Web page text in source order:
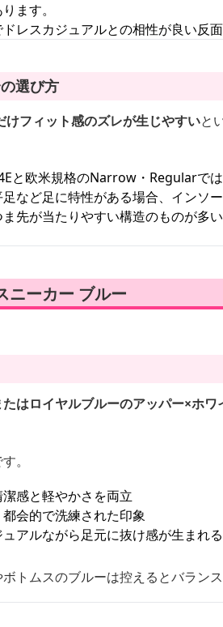
ます。
ドレスカジュアルとの相性が良い反
選び方
けフィット感のズレが生じやすいと
と欧米規格のNarrow・Regularでは
など足に特性がある場合、インソ
先が当たりやすい構造のものが多
ニーカー ブルー
はロイヤルブルーのアッパー×ホワ
。
感と軽やかさを両立
会的で洗練された印象
アルながら足元に抜け感が生まれる
トムスのブルーは控えるとバランス